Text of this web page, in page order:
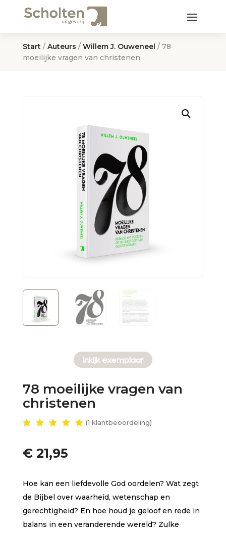
Start / Auteurs / Willem J. Ouweneel / 78
moeilijke vragen van christenen
Inkijk exemplaar
78 moeilijke vragen van
christenen
5.00
op 5
klant
waarder
ing
(1 klantbeoordeling)
€21,95
Hoe kan een liefdevolle God oordelen? Wat zegt
de Bijbel over waarheid, wetenschap en
gerechtigheid? En hoe houd je geloof en rede in
balans in een veranderende wereld? Zulke